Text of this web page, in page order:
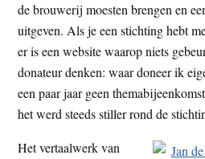
de brouwerij moesten brengen en
uitgeven. Als je een stichting hebt
er is een website waarop niets
donateur denken: waar doneer ik
een paar jaar geen
het werd steeds stiller rond de
Het vertaalwerk van